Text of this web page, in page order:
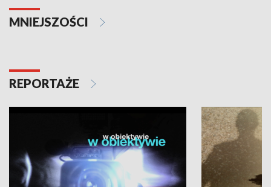
MNIEJSZOŚCI
REPORTAŻE